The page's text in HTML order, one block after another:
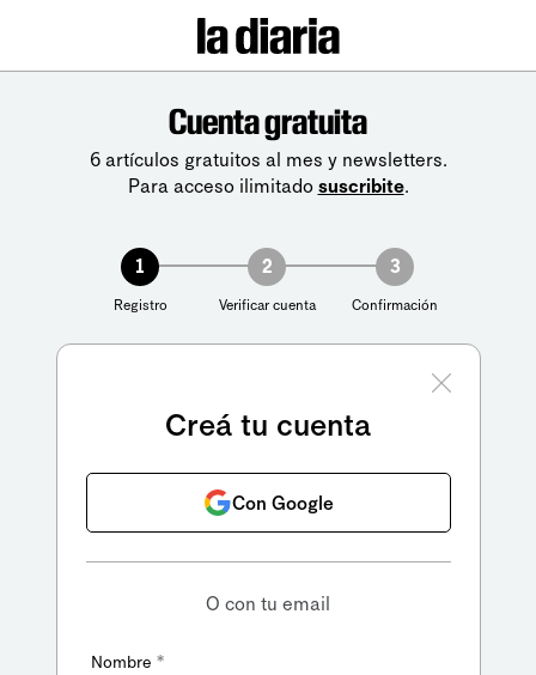
Cuenta gratuita
6 artículos gratuitos al mes y newsletters.
Para acceso ilimitado suscribite.
1
Registro
2
Verificar cuenta
3
Confirmación
Creá tu cuenta
Con Google
O con tu email
Nombre *